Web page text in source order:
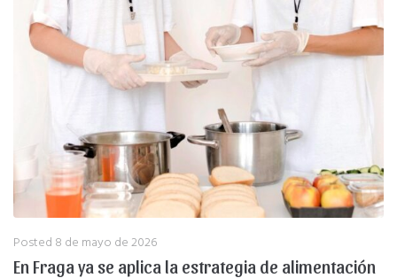
Posted 8 de mayo de 2026
En Fraga ya se aplica la estrategia de alimentación